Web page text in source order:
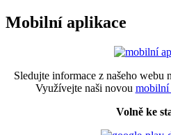
Mobilní aplikace
Sledujte informace z našeho webu
Využívejte naši novou
Volně ke